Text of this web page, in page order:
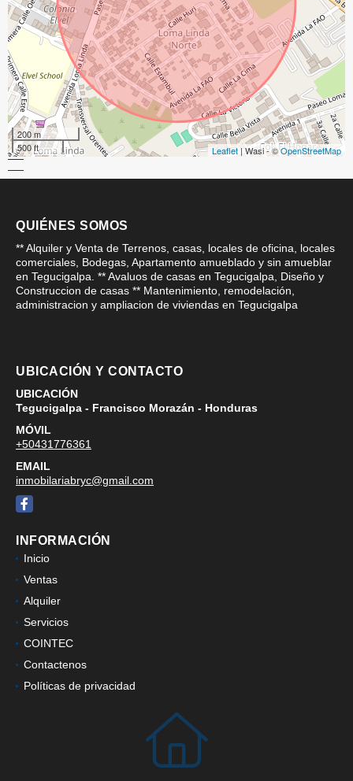
200 m
500 ft
Leaflet| Wasi - ©OpenStreetMap
QUIÉNES SOMOS
** Alquiler y Venta de Terrenos, casas, locales de oficina, locales
comerciales, Bodegas, Apartamento amueblado y sin amueblar
en Tegucigalpa. ** Avaluos de casas en Tegucigalpa, Diseño y
Construccion de casas ** Mantenimiento, remodelación,
administracion y ampliacion de viviendas en Tegucigalpa
UBICACIÓN Y CONTACTO
UBICACIÓN
Tegucigalpa - Francisco Morazán - Honduras
MÓVIL
+50431776361
EMAIL
inmobilariabryc@gmail.com
Facebook
INFORMACIÓN
Inicio
Ventas
Alquiler
Servicios
COINTEC
Contactenos
Políticas de privacidad